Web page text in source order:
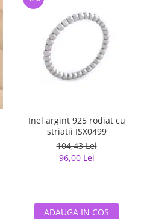
Inel argint 925 rodiat cu
striatii ISX0499
104,43 Lei
96,00 Lei
ADAUGA IN COS